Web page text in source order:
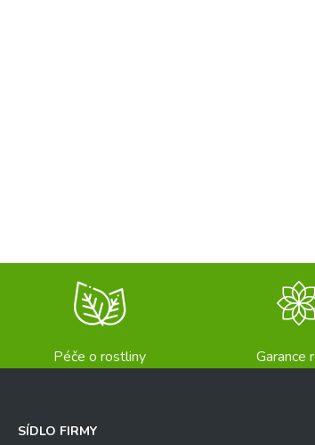
Péče o rostliny Garance
SÍDLO FIRMY